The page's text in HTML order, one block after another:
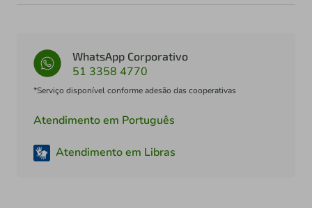
WhatsApp Corporativo
51 3358 4770
*Serviço disponível conforme adesão das cooperativas
Atendimento em Português
Atendimento em Libras